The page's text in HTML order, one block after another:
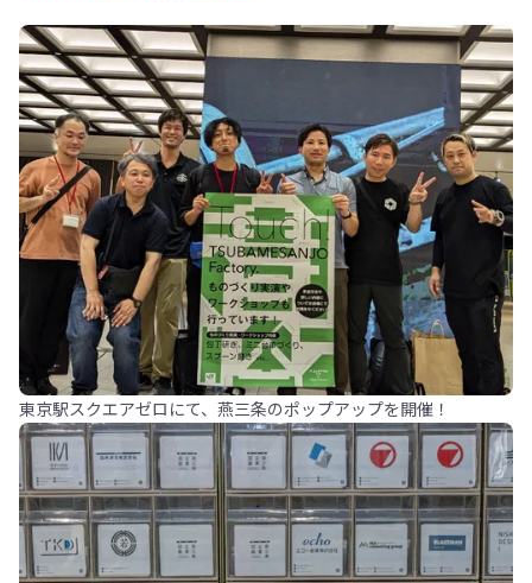
東京駅スクエアゼロにて、燕三条のポップアップを開催！